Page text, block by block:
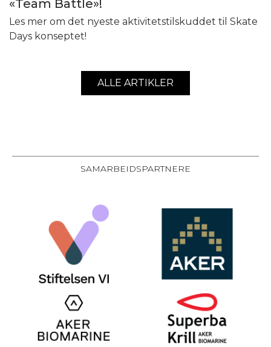
«Team Battle»!
Les mer om det nyeste aktivitetstilskuddet til Skate
Days konseptet!
ALLE ARTIKLER
SAMARBEIDSPARTNERE